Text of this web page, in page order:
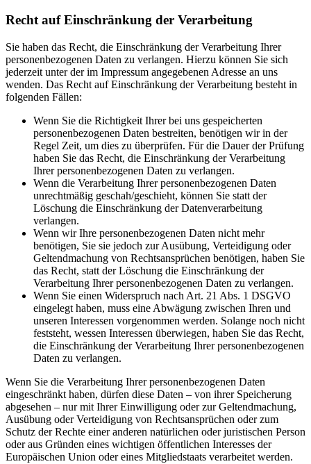
Recht auf Einschränkung der Verarbeitung
Sie haben das Recht, die Einschränkung der Verarbeitung Ihrer
personenbezogenen Daten zu verlangen. Hierzu können Sie sich
jederzeit unter der im Impressum angegebenen Adresse an uns
wenden. Das Recht auf Einschränkung der Verarbeitung besteht in
folgenden Fällen:
Wenn Sie die Richtigkeit Ihrer bei uns gespeicherten
personenbezogenen Daten bestreiten, benötigen wir in der
Regel Zeit, um dies zu überprüfen. Für die Dauer der Prüfung
haben Sie das Recht, die Einschränkung der Verarbeitung
Ihrer personenbezogenen Daten zu verlangen.
Wenn die Verarbeitung Ihrer personenbezogenen Daten
unrechtmäßig geschah/geschieht, können Sie statt der
Löschung die Einschränkung der Datenverarbeitung
verlangen.
Wenn wir Ihre personenbezogenen Daten nicht mehr
benötigen, Sie sie jedoch zur Ausübung, Verteidigung oder
Geltendmachung von Rechtsansprüchen benötigen, haben Sie
das Recht, statt der Löschung die Einschränkung der
Verarbeitung Ihrer personenbezogenen Daten zu verlangen.
Wenn Sie einen Widerspruch nach Art. 21 Abs. 1 DSGVO
eingelegt haben, muss eine Abwägung zwischen Ihren und
unseren Interessen vorgenommen werden. Solange noch nicht
feststeht, wessen Interessen überwiegen, haben Sie das Recht,
die Einschränkung der Verarbeitung Ihrer personenbezogenen
Daten zu verlangen.
Wenn Sie die Verarbeitung Ihrer personenbezogenen Daten
eingeschränkt haben, dürfen diese Daten – von ihrer Speicherung
abgesehen – nur mit Ihrer Einwilligung oder zur Geltendmachung,
Ausübung oder Verteidigung von Rechtsansprüchen oder zum
Schutz der Rechte einer anderen natürlichen oder juristischen Person
oder aus Gründen eines wichtigen öffentlichen Interesses der
Europäischen Union oder eines Mitgliedstaats verarbeitet werden.